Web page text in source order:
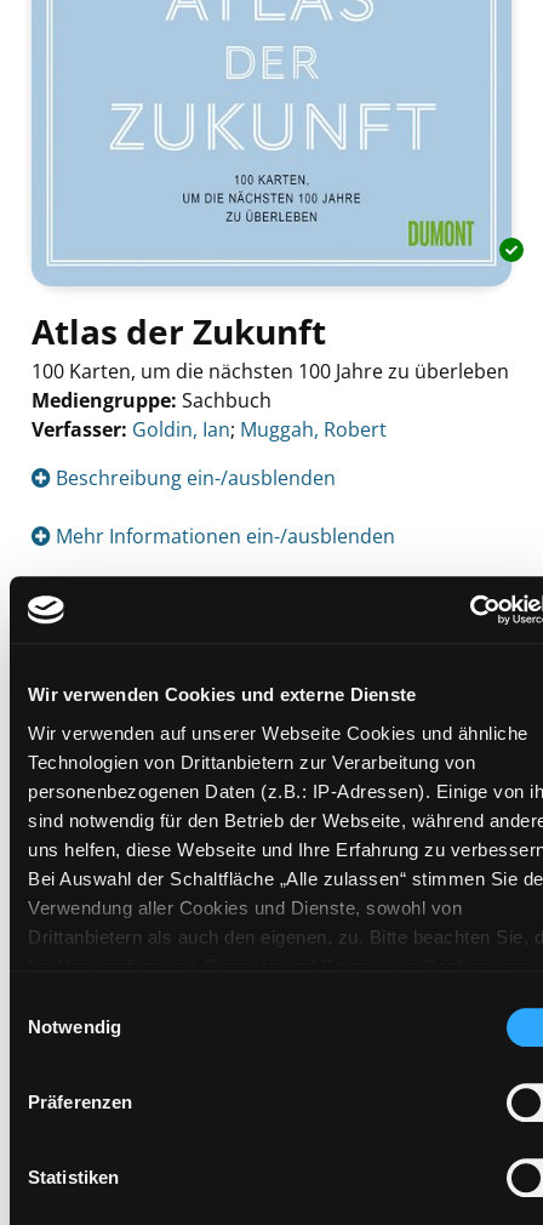
Wir verwenden Cookies und externe Dienste
Wir verwenden auf unserer Webseite Cookies und ähnliche
Technologien von Drittanbietern zur Verarbeitung von
personenbezogenen Daten (z.B.: IP-Adressen). Einige von
sind notwendig für den Betrieb der Webseite, während
uns helfen, diese Webseite und Ihre Erfahrung zu
Bei Auswahl der Schaltfläche „Alle zulassen“ stimmen Sie
Verwendung aller Cookies und Dienste, sowohl von
Drittanbietern als auch den eigenen, zu. Bitte beachten Sie,
(Länder außerhalb des EWR ohne adäquates
Datenschutzniveau) stattfinden kann. In diesem
ausgeschlossen werden. Eine Verarbeitung durch solche
Einwilligung erteilen („Auswahl erlauben“) oder auf die
Schaltfläche „Alle zulassen“ klicken. Unter dem Punkt
Notwendig
Präferenzen
Statistiken
Atlas der Zukunft
100 Karten, um die nächsten 100 Jahre zu überleben
Mediengruppe: Sachbuch
Verfasser: Suche nach diesem Verfasser
Goldin, Ian; Muggah, Robert
Beschreibung ein-/ausblenden
Mehr Informationen ein-/ausblenden
Zweigstelle:Andritz
Signatur:NB.OT GOL
Standort 2: Ausleihe
Status:Verfügbar
Vorbestellungen:0
Mediengruppe: Sachbuch
Frist:
Barcode: 2109SB00437
Zweigstelle:
Standort 2: